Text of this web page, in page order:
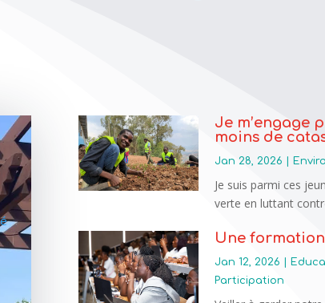
Je m’engage
moins de
Jan 28, 2026
Je suis parmi ces
verte en luttant
Une
Jan 12, 2026 |
Participation